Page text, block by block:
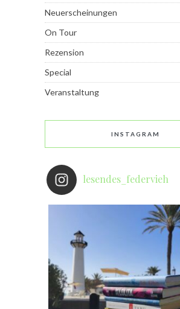
Neuerscheinungen
On Tour
Rezension
Special
Veranstaltung
INSTAGRAM
lesendes_federvieh